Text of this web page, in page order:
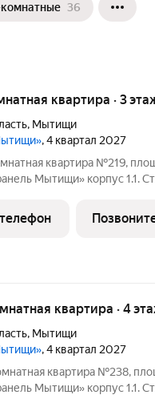
36
квартира · 3
, Мытищи
, 4 квартал 2027
квартира №219,
Мытищи» корпус 1.1. Стоимость
микрорайон
квартира · 4
, Мытищи
, 4 квартал 2027
квартира №238,
Мытищи» корпус 1.1. Стоимость